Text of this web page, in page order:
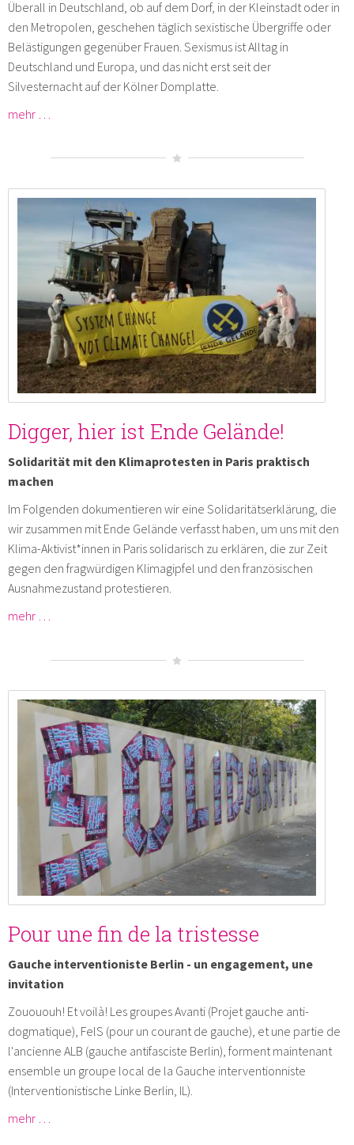
Überall in Deutschland, ob auf dem Dorf, in der Kleinstadt oder in
den Metropolen, geschehen täglich sexistische Übergriffe oder
Belästigungen gegenüber Frauen. Sexismus ist Alltag in
Deutschland und Europa, und das nicht erst seit der
Silvesternacht auf der Kölner Domplatte.
mehr …
Digger, hier ist Ende Gelände!
Solidarität mit den Klimaprotesten in Paris praktisch
machen
Im Folgenden dokumentieren wir eine Solidaritätserklärung, die
wir zusammen mit Ende Gelände verfasst haben, um uns mit den
Klima-Aktivist*innen in Paris solidarisch zu erklären, die zur Zeit
gegen den fragwürdigen Klimagipfel und den französischen
Ausnahmezustand protestieren.
mehr …
Pour une fin de la tristesse
Gauche interventioniste Berlin - un engagement, une
invitation
Zouououh! Et voilà! Les groupes Avanti (Projet gauche anti-
dogmatique), FelS (pour un courant de gauche), et une partie de
l'ancienne ALB (gauche antifasciste Berlin), forment maintenant
ensemble un groupe local de la Gauche interventionniste
(Interventionistische Linke Berlin, IL).
mehr …